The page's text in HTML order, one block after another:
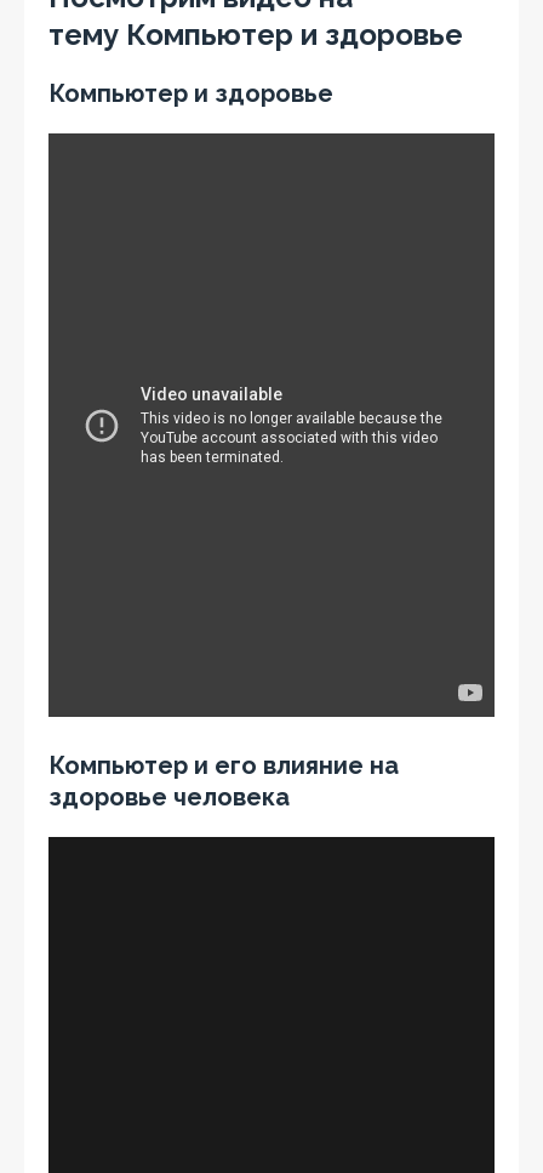
тему Компьютер и здоровье
Компьютер и здоровье
Компьютер и его влияние на
здоровье человека